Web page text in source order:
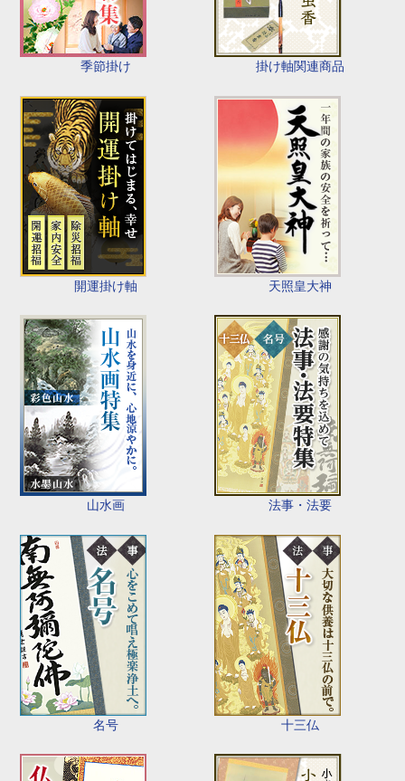
季節掛け 掛け軸関連商品
開運掛け軸 天照皇大神
山水画 法事・法要
名号 十三仏